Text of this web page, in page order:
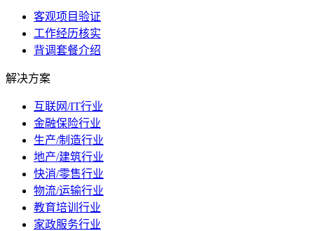
客观项目验证
工作经历核实
背调套餐介绍
解决方案
互联网/IT行业
金融保险行业
生产/制造行业
地产/建筑行业
快消/零售行业
物流/运输行业
教育培训行业
家政服务行业